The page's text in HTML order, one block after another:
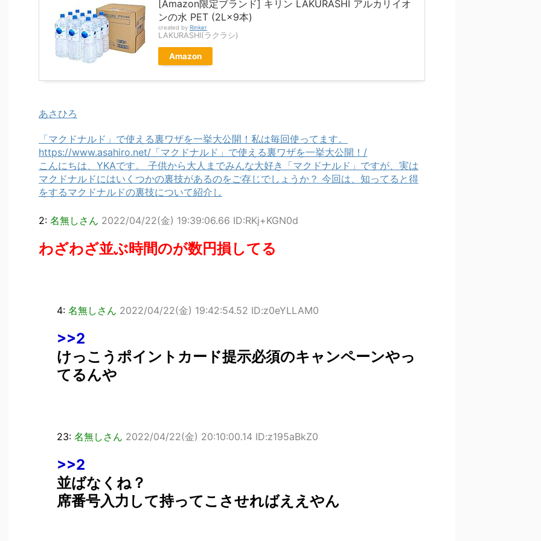
[Amazon限定ブランド] キリン LAKURASHI アルカリイオ
ンの水 PET (2L×9本)
created by Rinker
LAKURASHI(ラクラシ)
Amazon
あさひろ
「マクドナルド」で使える裏ワザを一挙大公開！私は毎回使ってます。
https://www.asahiro.net/「マクドナルド」で使える裏ワザを一挙大公開！/
こんにちは、YKAです。 子供から大人までみんな大好き「マクドナルド」ですが、実は
マクドナルドにはいくつかの裏技があるのをご存じでしょうか？ 今回は、知ってると得
をするマクドナルドの裏技について紹介し
2: 名無しさん 2022/04/22(金) 19:39:06.66 ID:RKj+KGN0d
わざわざ並ぶ時間のが数円損してる
4: 名無しさん 2022/04/22(金) 19:42:54.52 ID:z0eYLLAM0
>>2
けっこうポイントカード提示必須のキャンペーンやっ
てるんや
23: 名無しさん 2022/04/22(金) 20:10:00.14 ID:z195aBkZ0
>>2
並ばなくね？
席番号入力して持ってこさせればええやん